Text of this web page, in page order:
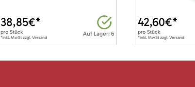
Auf Lager: 6
38,85€*
pro Stück
*inkl. MwSt zzgl. Versand
42,60€*
pro Stück
*inkl. MwSt zzgl. Versand